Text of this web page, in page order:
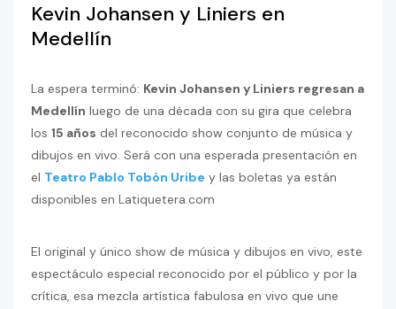
Kevin Johansen y Liniers en
Medellín
La espera terminó: Kevin Johansen y Liniers regresan a
Medellín luego de una década con su gira que celebra
los 15 años del reconocido show conjunto de música y
dibujos en vivo. Será con una esperada presentación en
el Teatro Pablo Tobón Uribe y las boletas ya están
disponibles en Latiquetera.com
El original y único show de música y dibujos en vivo, este
espectáculo especial reconocido por el público y por la
crítica, esa mezcla artística fabulosa en vivo que une